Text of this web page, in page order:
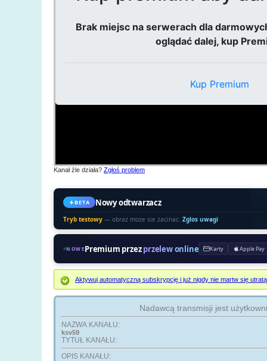
Kanał źle działa? Zgłoś problem
BETA Nowy odtwarzacz
Tryb testowy — obraz moze sie zacinac. Zglos uwagi
NOWEPremium przezprzelew online Karty Apple Pay
Aktywuj automatyczną subskrypcję i już nigdy nie martw się
Nadawcą transmisji jest
NAZWA KANAŁU:
ksv59
TYTUŁ KANAŁU:
OPIS KANAŁU: